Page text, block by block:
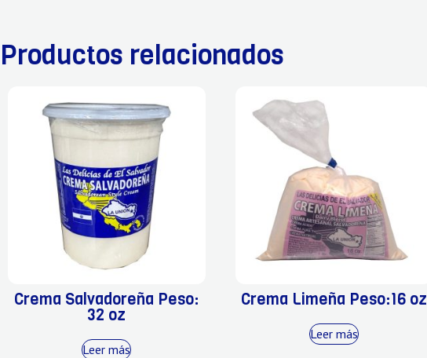
Productos relacionados
Crema Salvadoreña Peso:
32 oz
Leer más
Crema Limeña Peso:16 oz
Leer más